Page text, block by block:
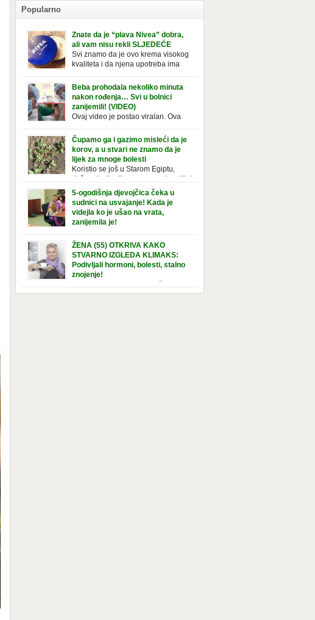
Popularno
Znate da je “plava Nivea” dobra,
ali vam nisu rekli SLJEDEĆE
Svi znamo da je ovo krema visokog
kvaliteta i da njena upotreba ima
sljedeće o njoj. Nivea krema u klasičnoj, plavoj
kutiji, prepoznatljivog mirisa i jednostavne
formule, jeste nezamenljiv inventar u kupatilima i
muškaraca i žena. Mnogi ljudi se ne odvajaju od
nje, pa je čak nose sa […]
Beba prohodala nekoliko minuta
nakon rođenja… Svi u bolnici
zanijemili! (VIDEO)
Ovaj video je postao viralan. Ova
korake. To je mnoge nasmijalo. Ovaj video je baš
neobičan. Ne viđamo baš često ovakve korake
kod novorođenih beba. Video je snimila babica,
pregledalo ga je preko 80 miliona ljudi. Ove
babice su ostale u čudu nakon što su vidjeli kako
Čupamo ga i gazimo misleći da je
korov, a u stvari ne znamo da je
lijek za mnoge bolesti
Koristio se još u Starom Egiptu,
duže od milenijuma se uzgaja u Kini
i Indiji, Francuzi od njega prave različita
tradicionalna jela i čorbe… Jedino mi gazimo po
njemu, čupamo ga i bacamo kao korov! Tušt je
jednogodišnji, ali vrlo uporan “korov” koji, ka­da
nam se jednom nastani u bašti ili dvorištu, teško
5-ogodišnja djevojčica čeka u
sudnici na usvajanje! Kada je
videjla ko je ušao na vrata,
zanijemila je!
zbrinuta u hraniteljskoj porodici. Sada, u svojoj 5.
godini, dočekala je momenat usvajanja, kada će
dobiti novu, stalnu porodicu. Ovaj dan je bio
veoma poseban za djevojčicu i njenu novu
porodicu, ali je uskoro postao još čarobniji,
ŽENA (55) OTKRIVA KAKO
STVARNO IZGLEDA KLIMAKS:
Podivljali hormoni, bolesti, stalno
znojenje!
“Bila sam slomljena, naslušala sam
se o tome da ću uskoro izgledati kao da imam